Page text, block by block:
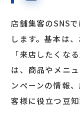
店舗集客のSNS
します。基本は
「来店したくな
は、商品やメニ
ンペーンの情報
客様に役立つ豆知